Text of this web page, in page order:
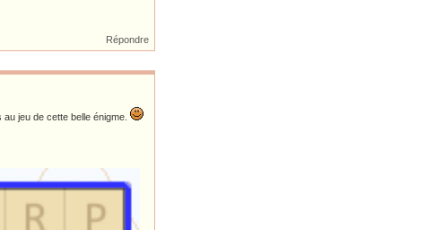
Répondre
jeu de cette belle énigme.